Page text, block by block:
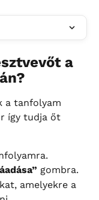
a
a tanfolyam
így tudja őt
gombra.
amelyekre a